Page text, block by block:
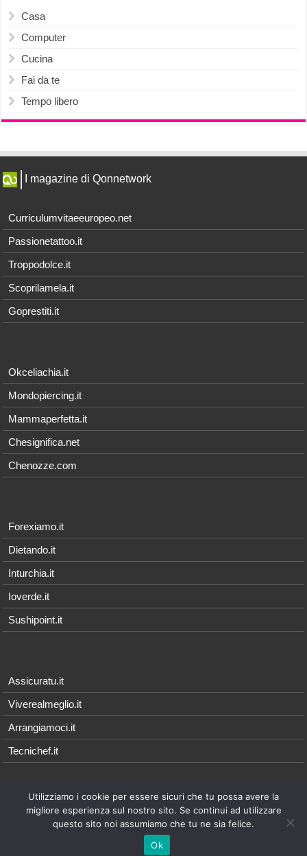
Casa
Computer
Cucina
Fai da te
Tempo libero
I magazine di Qonnetwork
Curriculumvitaeeuropeo.net
Passionetattoo.it
Troppodolce.it
Scoprilamela.it
Goprestiti.it
Okceliachia.it
Mondopiercing.it
Mammaperfetta.it
Chesignifica.net
Chenozze.com
Forexiamo.it
Dietando.it
Inturchia.it
Ioverde.it
Sushipoint.it
Assicuratu.it
Viverealmeglio.it
Arrangiamoci.it
Tecnichef.it
© 2026 - Arrangiamoci.it è parte della rete Qonnetwork, i cui contenuti
sono di proprietà esclusiva diQonnecta srl- P.I. 08021571214 |
Legali
Utilizziamo i cookie per essere sicuri che tu possa avere la
migliore esperienza sul nostro sito. Se continui ad utilizzare
questo sito noi assumiamo che tu ne sia felice.
Ok